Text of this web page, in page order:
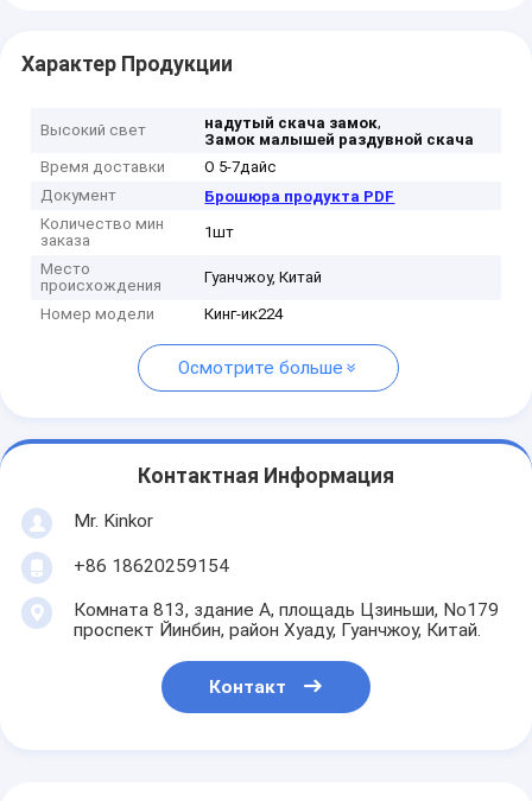
Характер Продукции
Высокий свет надутый скача замок,
Замок малышей раздувной скача
Время доставки
О 5-7дайс
Документ
Брошюра продукта PDF
Количество мин
заказа
1шт
Место
происхождения
Гуанчжоу, Китай
Номер модели Кинг-ик224
Осмотрите больше
Контактная Информация
Mr. Kinkor
+86 18620259154
Комната 813, здание А, площадь Цзиньши, No179
проспект Йинбин, район Хуаду, Гуанчжоу, Китай.
Контакт